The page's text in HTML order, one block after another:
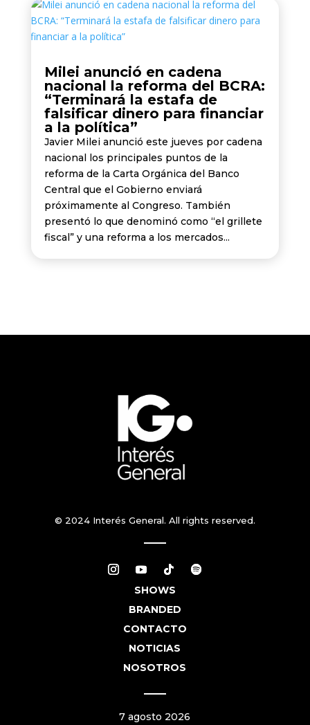
Milei anunció en cadena
nacional la reforma del BCRA:
“Terminará la estafa de
falsificar dinero para financiar
a la política”
Javier Milei anunció este jueves por cadena
nacional los principales puntos de la
reforma de la Carta Orgánica del Banco
Central que el Gobierno enviará
próximamente al Congreso. También
presentó lo que denominó como “el grillete
fiscal” y una reforma a los mercados...
© 2024 Interés General. All rights reserved.
SHOWS
BRANDED
CONTACTO
NOTICIAS
NOSOTROS
7 agosto 2026